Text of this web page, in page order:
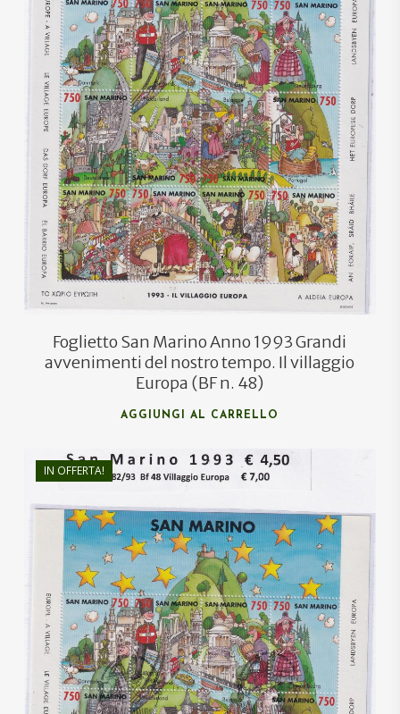
€7,00
€4,20
Foglietto San Marino Anno 1993 Grandi
avvenimenti del nostro tempo. Il villaggio
Europa (BF n. 48)
AGGIUNGI AL CARRELLO
IN OFFERTA!
€7,00
€4,20